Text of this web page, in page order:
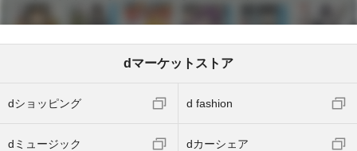
dマーケットストア
dショッピング d fashion
dミュージック dカーシェア